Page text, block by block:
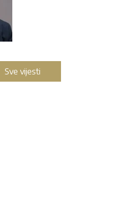
Sve vijesti